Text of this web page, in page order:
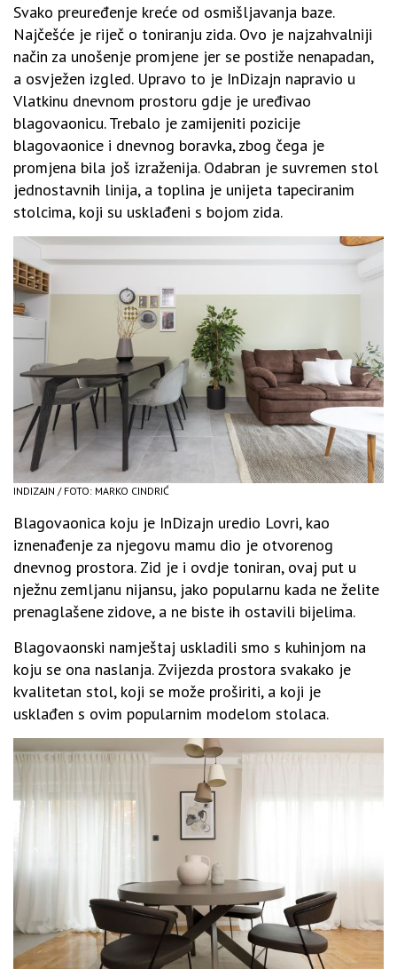
Svako preuređenje kreće od osmišljavanja baze.
Najčešće je riječ o toniranju zida. Ovo je najzahvalniji
način za unošenje promjene jer se postiže nenapadan,
a osvježen izgled. Upravo to je InDizajn napravio u
Vlatkinu dnevnom prostoru gdje je uređivao
blagovaonicu. Trebalo je zamijeniti pozicije
blagovaonice i dnevnog boravka, zbog čega je
promjena bila još izraženija. Odabran je suvremen stol
jednostavnih linija, a toplina je unijeta tapeciranim
stolcima, koji su usklađeni s bojom zida.
INDIZAJN / FOTO: MARKO CINDRIĆ
Blagovaonica koju je InDizajn uredio Lovri, kao
iznenađenje za njegovu mamu dio je otvorenog
dnevnog prostora. Zid je i ovdje toniran, ovaj put u
nježnu zemljanu nijansu, jako popularnu kada ne želite
prenaglašene zidove, a ne biste ih ostavili bijelima.
Blagovaonski namještaj uskladili smo s kuhinjom na
koju se ona naslanja. Zvijezda prostora svakako je
kvalitetan stol, koji se može proširiti, a koji je
usklađen s ovim popularnim modelom stolaca.